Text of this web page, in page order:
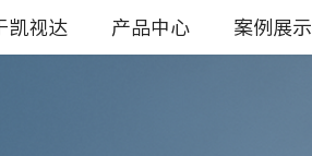
凯视达 产品中心 案例展示